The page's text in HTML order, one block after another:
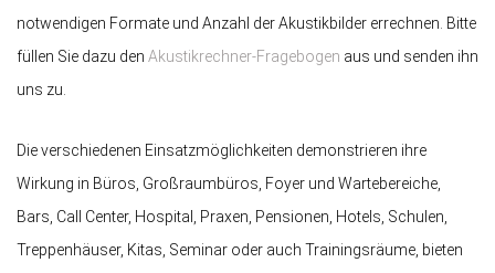
notwendigen Formate und Anzahl der Akustikbilder errechnen. Bitte
füllen Sie dazu den Akustikrechner-Fragebogen aus und senden ihn
uns zu.
Die verschiedenen Einsatzmöglichkeiten demonstrieren ihre
Wirkung in Büros, Großraumbüros, Foyer und Wartebereiche,
Bars, Call Center, Hospital, Praxen, Pensionen, Hotels, Schulen,
Treppenhäuser, Kitas, Seminar oder auch Trainingsräume, bieten